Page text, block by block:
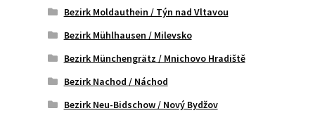
Bezirk Moldauthein / Týn nad Vltavou
Bezirk Mühlhausen / Milevsko
Bezirk Münchengrätz / Mnichovo Hradiště
Bezirk Nachod / Náchod
Bezirk Neu-Bidschow / Nový Bydžov